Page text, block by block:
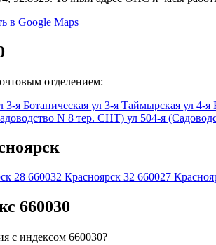
в Google Maps
отделением:
3-я Ботаническая ул 3-я Таймырская ул 4-я
N 8 тер. СНТ) ул 504-я
28 660032 Красноярск 32 660027
660030
с индексом 660030?